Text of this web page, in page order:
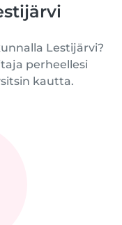
Lestijärvi?
perheellesi
kautta.